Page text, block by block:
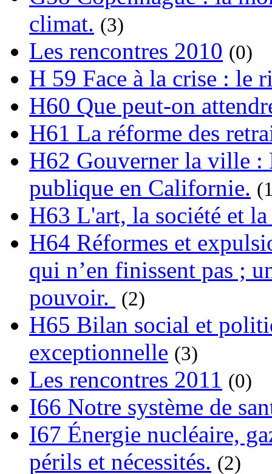
climat. (3)
Les rencontres 2010 (0)
H 59 Face à la crise : le
H60 Que peut-on
H61 La réforme des
H62 Gouverner la ville :
publique en Californie.
H63 L'art, la société et
H64 Réformes et
qui n’en finissent pas ;
pouvoir.
(2)
H65 Bilan social et
exceptionnelle (3)
Les rencontres 2011 (0)
I66 Notre système de
I67 Énergie nucléaire,
périls et nécessités. (2)